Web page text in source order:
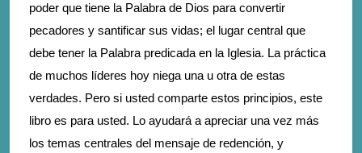
poder que tiene la Palabra de Dios para convertir
pecadores y santificar sus vidas; el lugar central que
debe tener la Palabra predicada en la Iglesia. La práctica
de muchos líderes hoy niega una u otra de estas
verdades. Pero si usted comparte estos principios, este
libro es para usted. Lo ayudará a apreciar una vez más
los temas centrales del mensaje de redención, y